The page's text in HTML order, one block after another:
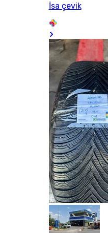
İsa çevik